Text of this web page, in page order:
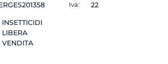
INSETTICIDI
LIBERA
VENDITA
Iva: 22